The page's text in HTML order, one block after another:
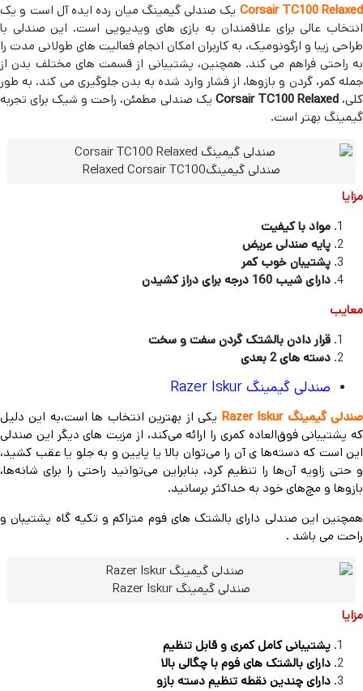
Corsair TC100 Relaxed یک صندلی گیمینگ میان رده ایده آل است و یک
انتخاب عالی برای علاقمندان به بازی های ویدیویی است. این صندلی با
طراحی زیبا و ارگونومیک، به کاربران امکان انجام فعالیت های طولانی مدت را
به راحتی فراهم می کند. همچنین، پشتیبانی از قسمت های مختلف بدن از
جمله کمر، گردن و بازوها، از فشار وارد شده به بدن جلوگیری می کند. به طور
کلی،Corsair TC100 Relaxed یک صندلی مطمئن، راحت و شیک برای تجربه
گیمینگ بهتر است.
صندلی گیمینگRelaxed Corsair TC100
مزایا
مواد با کیفیت
پایه صندلی عریض
پشتیبان خوب کمر
دارای شیب 160 درجه برای دراز کشیدن
معایب
قرار دادن بالشتک گردن سفت و سخت
دسته های 2 بعدی
صندلی گیمینگ Razer Iskur
صندلی گیمینگ Razer Iskur
یکی از بهترین انتخاب ها است،به این دلیل
که پشتیبانی فوق‌العاده کمری را ارائه می‌کند، از مزیت های دیگر این صندلی
این است که دسته‌ها ی آن را می‌توان بالا یا پایین و به جلو یا عقب کشید،
و حتی زاویه آن‌ها را تنظیم کرد، بنابراین می‌توانید راحتی را برای شانه‌ها،
بازوها و مچ‌های خود به حداکثر برسانید.
همچنین این صندلی دارای بالشتک های فوم متراکم و تکیه گاه پشتیبان و
راحت می باشد .
صندلی گیمینگ Razer Iskur
مزایا
پشتیبانی کامل کمری و قابل تنظیم
دارای بالشتک های فوم با چگالی بالا
دارای چندین نقطه تنظیم دسته بازو